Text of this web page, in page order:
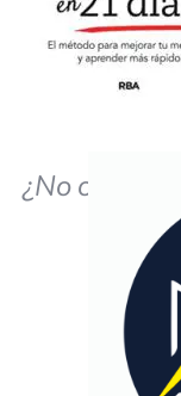
¿No obtiene